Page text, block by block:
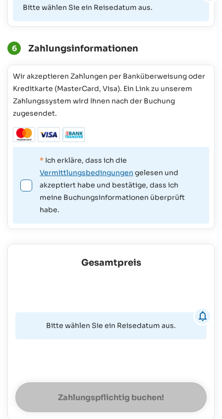
Bitte wählen Sie ein Reisedatum aus.
6 Zahlungsinformationen
Wir akzeptieren Zahlungen per Banküberweisung oder
Kreditkarte (MasterCard, Visa). Ein Link zu unserem
Zahlungssystem wird Ihnen nach der Buchung
zugesendet.
* Ich erkläre, dass ich die
Vermittlungsbedingungen gelesen und
akzeptiert habe und bestätige, dass ich
meine Buchungsinformationen überprüft
habe.
Gesamtpreis
Bitte wählen Sie ein Reisedatum aus.
Zahlungspflichtig buchen!